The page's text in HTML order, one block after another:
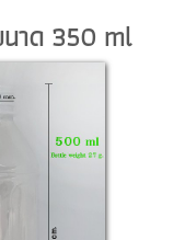
าด 350 ml